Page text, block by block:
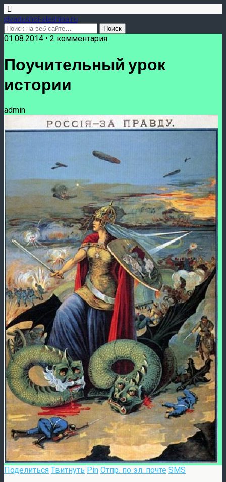
givadushoi-aleshina.ru
01.08.2014 • 2 комментария
Поучительный урок
истории
admin
Поделиться Твитнуть Pin Отпр. по эл. почте SMS